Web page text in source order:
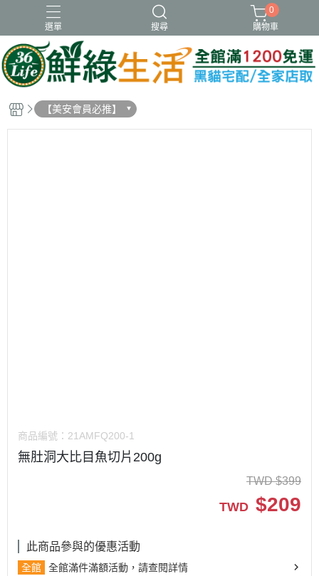
選單 搜尋
0
購物車
【美安會員必推】
商品編號： 21AMFQ200-1
無肚洞大比目魚切片200g
TWD $399
TWD $209
此商品參與的優惠活動
全館 全館滿件滿額活動，請查閱詳情